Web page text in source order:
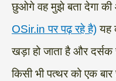
छुओगे वह मुझे बता देगा
OSir.in पर पढ़ रहे है)यह
खड़ा हो जाता है और
किसी भी पत्थर को एक